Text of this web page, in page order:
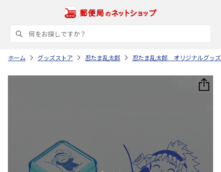
ホーム グッズストア 忍たま乱太郎 忍たま乱太郎 オリジナルグッズ